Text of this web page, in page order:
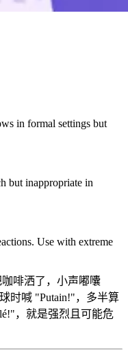
in formal settings but
but inappropriate in
Use with extreme
啡洒了，小声嘟囔
时喊 "Putain!"，多半算
，就是强烈且可能危